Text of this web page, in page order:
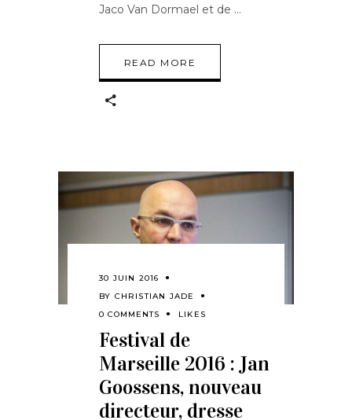
Jaco Van Dormael et de
READ MORE
30 JUIN 2016
BY CHRISTIAN JADE
0 COMMENTS
LIKES
Festival de
Marseille 2016 : Jan
Goossens, nouveau
directeur, dresse